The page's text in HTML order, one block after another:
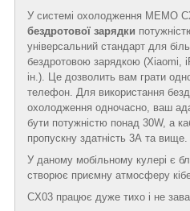
У системі охолодження MEMO
бездротової зарядки
універсальний стандарт для
бездротовою зарядкою (Xiaomi,
ін.). Це дозволить вам грати
телефон. Для використання
охолодження одночасно, ваш
бути потужністю понад 30W, а
пропускну здатність 3А та вище.
У даному мобільному кулері є
створює приємну атмосферу
CX03 працює дуже тихо і не